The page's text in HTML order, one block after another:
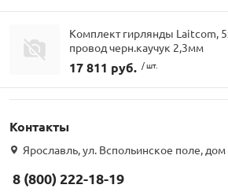
Комплект гирлянды Laitcom,
провод черн.каучук 2,3мм
17 811 руб. / шт.
Контакты
Ярославль, ул. Вспольинское поле, дом
8 (800) 222-18-19